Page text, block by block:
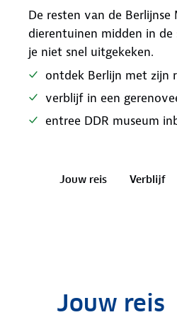
De resten van de Berlijnse
dierentuinen midden in de
je niet snel uitgekeken.
ontdek Berlijn met zijn
verblijf in een
entree DDR museum
Jouw reis Verblijf
Jouw reis